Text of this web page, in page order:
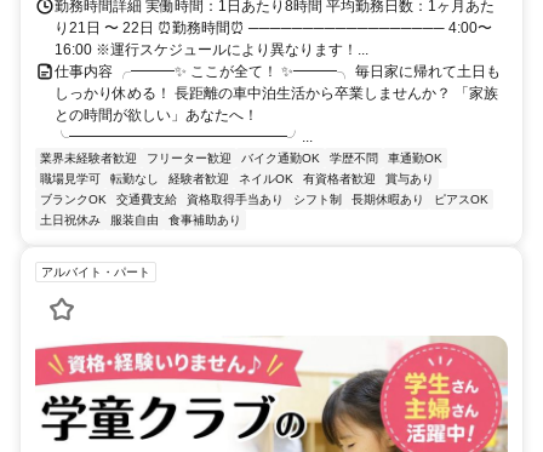
勤務時間詳細 実働時間：1日あたり8時間 平均勤務日数：1ヶ月あた
り21日 〜 22日 ⏰勤務時間⏰ ────────────────── 4:00〜
16:00 ※運行スケジュールにより異なります！...
仕事内容 ╭━━━✨ ここが全て！ ✨━━━╮ 毎日家に帰れて土日も
しっかり休める！ 長距離の車中泊生活から卒業しませんか？ 「家族
との時間が欲しい」あなたへ！
╰━━━━━━━━━━━━━━━╯...
業界未経験者歓迎 フリーター歓迎 バイク通勤OK 学歴不問
車通勤OK
職場見学可
転勤なし 経験者歓迎 ネイルOK 有資格者歓迎
賞与あり
ブランクOK
交通費支給 資格取得手当あり シフト制 長期休暇あり
ピアスOK
土日祝休み
服装自由 食事補助あり
アルバイト・パート